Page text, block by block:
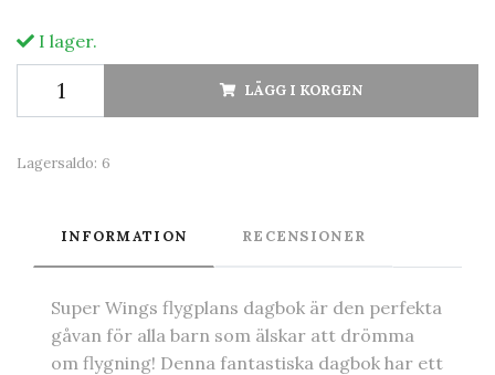
I lager.
LÄGG I KORGEN
Lagersaldo: 6
INFORMATION RECENSIONER
Super Wings flygplans dagbok är den perfekta
gåvan för alla barn som älskar att drömma
om flygning! Denna fantastiska dagbok har ett